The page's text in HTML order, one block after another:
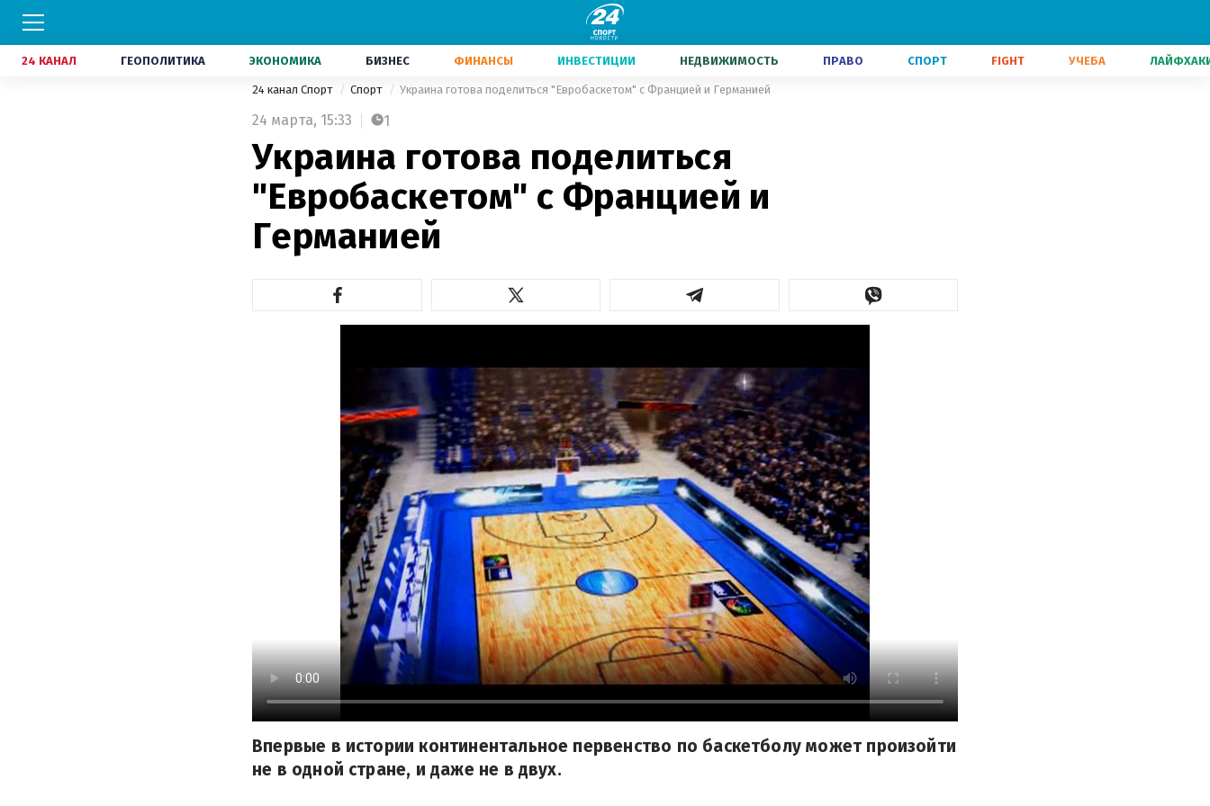
24 КАНАЛ ГЕОПОЛИТИКА ЭКОНОМИКА БИЗНЕС ФИНАНСЫ ИНВЕСТИЦИИ НЕДВИЖИМОСТЬ ПРАВО СПОРТ FIGHT УЧЕБА
24 канал Спорт Спорт Украина готова поделиться "Евробаскетом" с Францией и Германией
24 марта, 15:33 1
Украина готова поделиться
"Евробаскетом" с Францией и
Германией
Впервые в истории континентальное первенство по баскетболу может произойти
не в одной стране, и даже не в двух.